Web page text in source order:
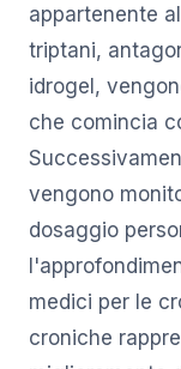
appartenente
triptani,
idrogel,
che comincia
vengono
dosaggio
medici per le
croniche